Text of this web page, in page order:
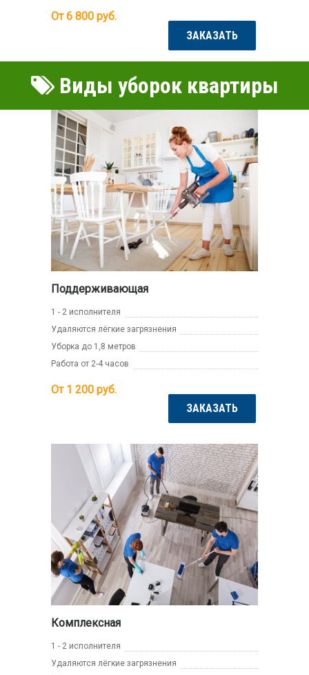
От 6 800 руб.
ЗАКАЗАТЬ
Виды уборок квартиры
Поддерживающая
1 - 2 исполнителя
Удаляются лёгкие загрязнения
Уборка до 1,8 метров
Работа от 2-4 часов
От 1 200 руб.
ЗАКАЗАТЬ
Комплексная
1 - 2 исполнителя
Удаляются лёгкие загрязнения